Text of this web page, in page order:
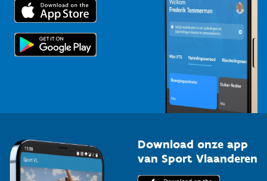
Trainers en begeleiders
Topsporters
Voor de pers
Download onze app
van Sport Vlaanderen